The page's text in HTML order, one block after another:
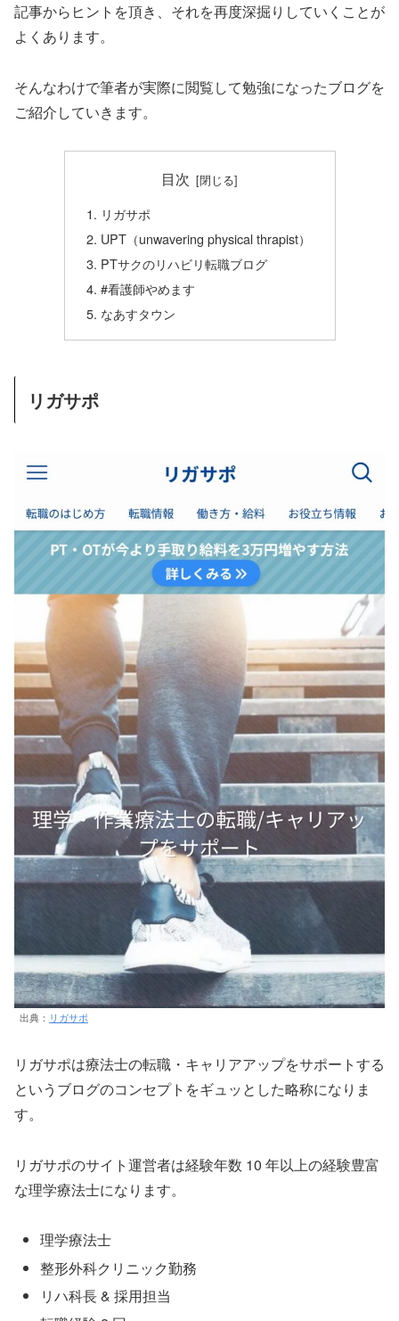
記事からヒントを頂き、それを再度深掘りしていくことが
よくあります。
そんなわけで筆者が実際に閲覧して勉強になったブログを
ご紹介していきます。
目次
リガサポ
UPT（unwavering physical thrapist）
PTサクのリハビリ転職ブログ
#看護師やめます
なあすタウン
リガサポ
出典： リガサポ
リガサポは療法士の転職・キャリアアップをサポートする
というブログのコンセプトをギュッとした略称になりま
す。
リガサポのサイト運営者は経験年数 10 年以上の経験豊富
な理学療法士になります。
理学療法士
整形外科クリニック勤務
リハ科長 & 採用担当